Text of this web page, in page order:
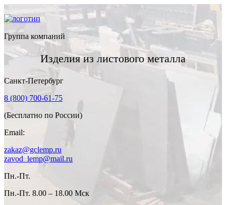
Группа компаний
Изделия из листового металла
Санкт-Петербург
8 (800) 700-61-75
(Бесплатно по России)
Email:
zakaz@gclemp.ru
zavod_lemp@mail.ru
Пн.-Пт.
Пн.-Пт. 8.00 – 18.00 Мск